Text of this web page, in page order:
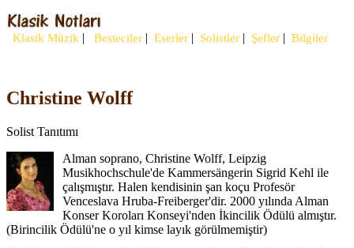
Klasik Müzik | Besteciler | Eserler | Solistler | Şefler | Bilgiler
Christine Wolff
Solist Tanıtımı
Alman soprano, Christine Wolff, Leipzig
Musikhochschule'de Kammersängerin Sigrid Kehl ile
çalışmıştır. Halen kendisinin şan koçu Profesör
Venceslava Hruba-Freiberger'dir. 2000 yılında Alman
Konser Koroları Konseyi'nden İkincilik Ödülü almıştır.
(Birincilik Ödülü'ne o yıl kimse layık görülmemiştir)